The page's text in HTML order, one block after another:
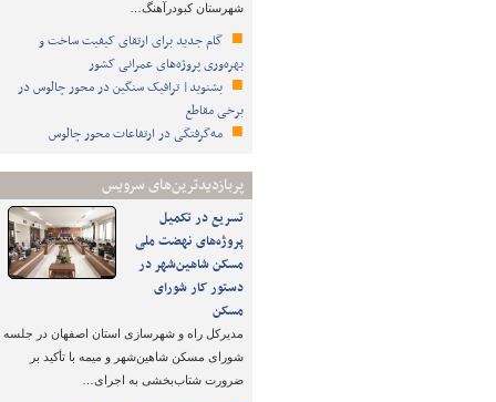
شهرستان کبودرآهنگ…
گام جدید برای ارتقای کیفیت ساخت و
بهره‌وری پروژه‌های عمرانی کشور
بشنوید| ترافیک سنگین در محور چالوس در
برخی مقاطع
مه‌گرفتگی در ارتفاعات محور چالوس
پربازدیدترین‌های سرویس
تسریع در تکمیل
پروژه‌های نهضت ملی
مسکن شاهین‌شهر در
دستور کار شورای
مسکن
مدیرکل راه و شهرسازی استان اصفهان در جلسه
شورای مسکن شاهین‌شهر و میمه با تأکید بر
ضرورت شتاب‌بخشی به اجرای…